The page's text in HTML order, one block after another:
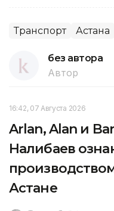
Транспорт Астана
без автора
Автор
16:42, 07 Августа 2026
Arlan, Alan и
Налибаев
Астане